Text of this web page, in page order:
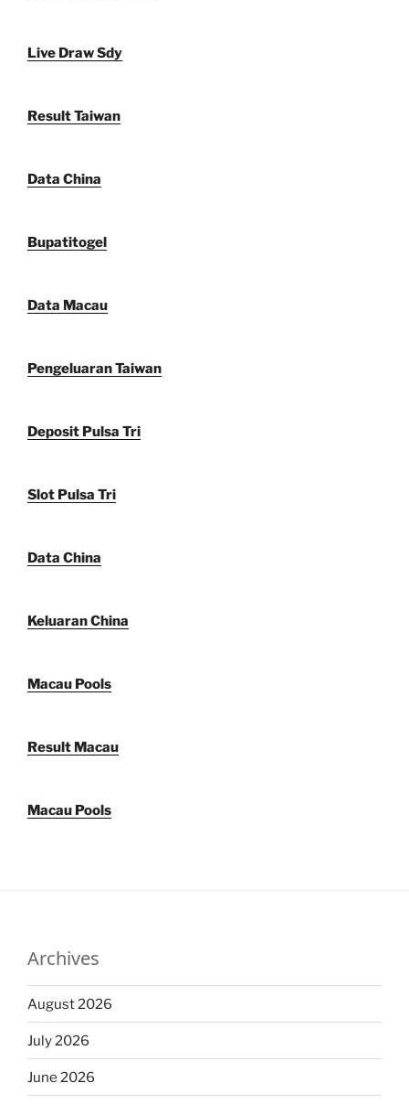
Live Draw Sdy
Result Taiwan
Data China
Bupatitogel
Data Macau
Pengeluaran Taiwan
Deposit Pulsa Tri
Slot Pulsa Tri
Data China
Keluaran China
Macau Pools
Result Macau
Macau Pools
Archives
August 2026
July 2026
June 2026